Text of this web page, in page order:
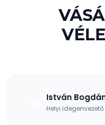
István
Helyi idegenvezető